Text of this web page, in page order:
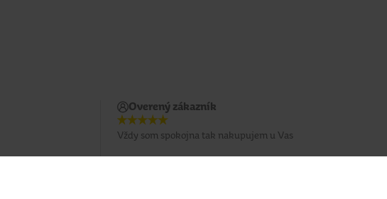
Overený zákazník
Vždy som spokojna tak nakupujem u Vas